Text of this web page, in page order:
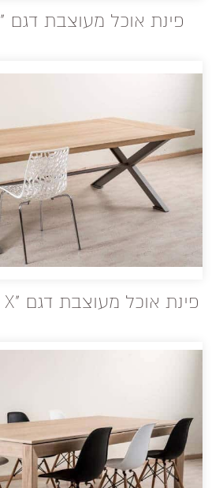
פינת אוכל מעוצבת דגם "X אדריכלים"
פינת אוכל מעוצבת דגם "X עבודת נפחות"